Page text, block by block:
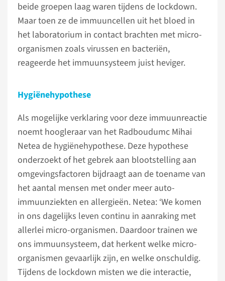
beide groepen laag waren tijdens de lockdown.
Maar toen ze de immuuncellen uit het bloed in
het laboratorium in contact brachten met micro-
organismen zoals virussen en bacteriën,
reageerde het immuunsysteem juist heviger.
Hygiënehypothese
Als mogelijke verklaring voor deze immuunreactie
noemt hoogleraar van het Radboudumc Mihai
Netea de hygiënehypothese. Deze hypothese
onderzoekt of het gebrek aan blootstelling aan
omgevingsfactoren bijdraagt aan de toename van
het aantal mensen met onder meer auto-
immuunziekten en allergieën. Netea: ‘We komen
in ons dagelijks leven continu in aanraking met
allerlei micro-organismen. Daardoor trainen we
ons immuunsysteem, dat herkent welke micro-
organismen gevaarlijk zijn, en welke onschuldig.
Tijdens de lockdown misten we die interactie,